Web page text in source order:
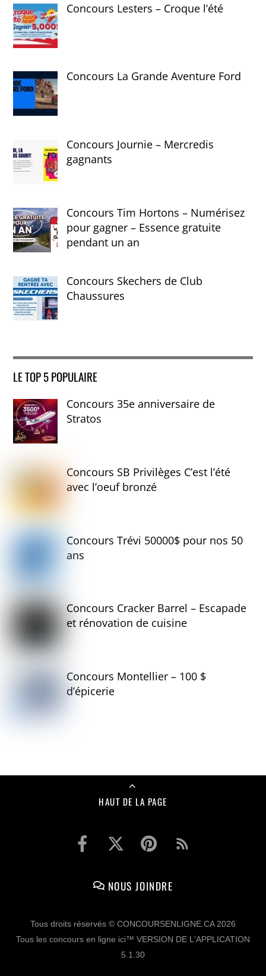
Concours Lesters – Croque l’été
Concours La Grande Aventure Ford
Concours Journie – Mercredis
gagnants
Concours Tim Hortons – Numérisez
pour gagner – Essence gratuite
pendant un an
Concours Skechers de Club
Chaussures
LE TOP 5 POPULAIRE
Concours 35e anniversaire de
Stratos
Concours SB Privilèges C’est l’été
avec l’oeuf bronzé
Concours Trévi 50000$ pour nos 50
ans
Concours Cracker Barrel – Escapade
et rénovation de cuisine
Concours Montellier – 100 $
d’épicerie
HAUT DE LA PAGE
NOUS JOINDRE
Tous droits réservés © CONCOURSENLIGNE.CA 2026
Tous les concours en ligne ici™ VERSION DE L'APPLICATION
5.1.30